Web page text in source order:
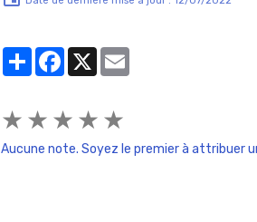
PartagerFacebook
X
★ ★ ★ ★ ★
Aucune note. Soyez le premier à attribuer